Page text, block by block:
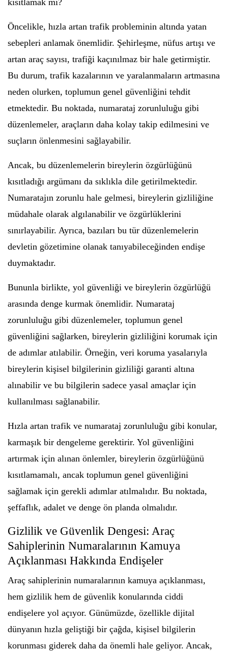
kısıtlamak mı?
Öncelikle, hızla artan trafik probleminin altında yatan
sebepleri anlamak önemlidir. Şehirleşme, nüfus artışı ve
artan araç sayısı, trafiği kaçınılmaz bir hale getirmiştir.
Bu durum, trafik kazalarının ve yaralanmaların artmasına
neden olurken, toplumun genel güvenliğini tehdit
etmektedir. Bu noktada, numarataj zorunluluğu gibi
düzenlemeler, araçların daha kolay takip edilmesini ve
suçların önlenmesini sağlayabilir.
Ancak, bu düzenlemelerin bireylerin özgürlüğünü
kısıtladığı argümanı da sıklıkla dile getirilmektedir.
Numaratajın zorunlu hale gelmesi, bireylerin gizliliğine
müdahale olarak algılanabilir ve özgürlüklerini
sınırlayabilir. Ayrıca, bazıları bu tür düzenlemelerin
devletin gözetimine olanak tanıyabileceğinden endişe
duymaktadır.
Bununla birlikte, yol güvenliği ve bireylerin özgürlüğü
arasında denge kurmak önemlidir. Numarataj
zorunluluğu gibi düzenlemeler, toplumun genel
güvenliğini sağlarken, bireylerin gizliliğini korumak için
de adımlar atılabilir. Örneğin, veri koruma yasalarıyla
bireylerin kişisel bilgilerinin gizliliği garanti altına
alınabilir ve bu bilgilerin sadece yasal amaçlar için
kullanılması sağlanabilir.
Hızla artan trafik ve numarataj zorunluluğu gibi konular,
karmaşık bir dengeleme gerektirir. Yol güvenliğini
artırmak için alınan önlemler, bireylerin özgürlüğünü
kısıtlamamalı, ancak toplumun genel güvenliğini
sağlamak için gerekli adımlar atılmalıdır. Bu noktada,
şeffaflık, adalet ve denge ön planda olmalıdır.
Gizlilik ve Güvenlik Dengesi: Araç
Sahiplerinin Numaralarının Kamuya
Açıklanması Hakkında Endişeler
Araç sahiplerinin numaralarının kamuya açıklanması,
hem gizlilik hem de güvenlik konularında ciddi
endişelere yol açıyor. Günümüzde, özellikle dijital
dünyanın hızla geliştiği bir çağda, kişisel bilgilerin
korunması giderek daha da önemli hale geliyor. Ancak,